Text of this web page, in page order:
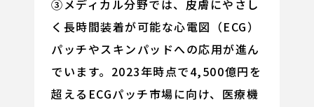
③メディカル分野では、皮膚にやさし
く長時間装着が可能な心電図（ECG）
パッチやスキンパッドへの応用が進ん
でいます。2023年時点で4,500億円を
超えるECGパッチ市場に向け、医療機